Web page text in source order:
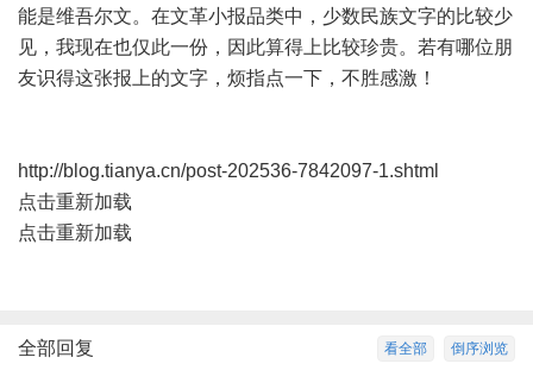
能是维吾尔文。在文革小报品类中，少数民族文字的比较少
见，我现在也仅此一份，因此算得上比较珍贵。若有哪位朋
友识得这张报上的文字，烦指点一下，不胜感激！
http://blog.tianya.cn/post-202536-7842097-1.shtml
点击重新加载
点击重新加载
倒序浏览
看全部
全部回复